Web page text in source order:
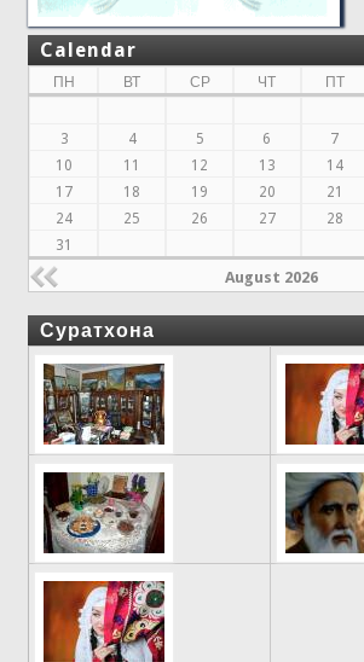
Calendar
ПН ВТ СР ЧТ ПТ
3
4 5 6 7
10
11 12 13 14
17
18 19 20 21
24
25 26 27 28
31
August 2026
Суратхона